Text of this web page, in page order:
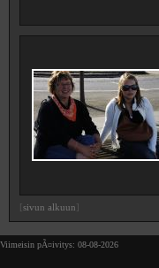
sivun alkuun
Viimeisin pÃ¤ivitys: 08-08-2026